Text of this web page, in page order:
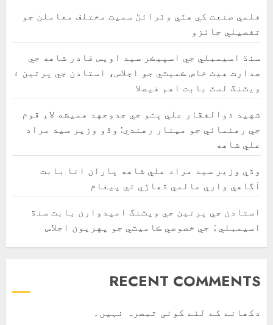
فلمي صنعت کي ھٿي وٺرائڻ سميت مختلف معاملن جو
تفصيلي جائزو
سنڌ اسيمبلي جي اسپيڪر سيد اويس قادر شاهه جي
صدارت هيٺ خاص ڪميٽي جو اجلاس، استادن جي ڀرتين ۽
ويٽنگ لسٽ بابت اهم فيصلا
شهيد ذوالفقار علي ڀٽو جي جدوجهد هميشه لاءِ قوم
جي رهنمائي جو مينار رهندي: وڏو وزير سيد مراد
علي شاهه
وڏي وزير سيد مراد علي شاهه پاران انا بابت
آگاهي واري عالمي ڏھاڙي تي پيغام
استادن جي ڀرتين جي ويٽنگ اميدوارن بابت سنڌ
اسيمبليءَ جي خصوصي ڪاميٽي جو پهريون اجلاس
RECENT COMMENTS
دکھانے کے لئے کوئی تبصرہ نہیں۔